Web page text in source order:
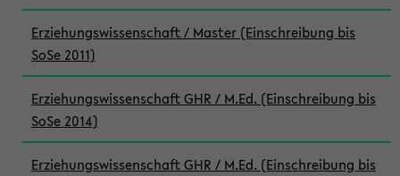
Erziehungswissenschaft / Master (Einschreibung bis
SoSe 2011)
Erziehungswissenschaft GHR / M.Ed. (Einschreibung bis
SoSe 2014)
Erziehungswissenschaft GHR / M.Ed. (Einschreibung bis